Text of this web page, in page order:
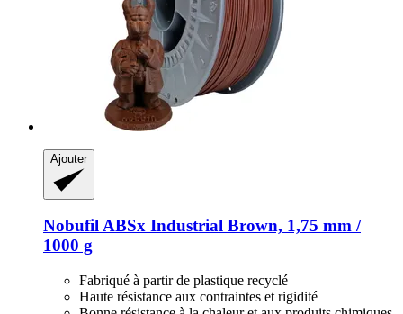
Ajouter
NobufilABSx Industrial Brown, 1,75 mm /
1000 g
Fabriqué à partir de plastique recyclé
Haute résistance aux contraintes et rigidité